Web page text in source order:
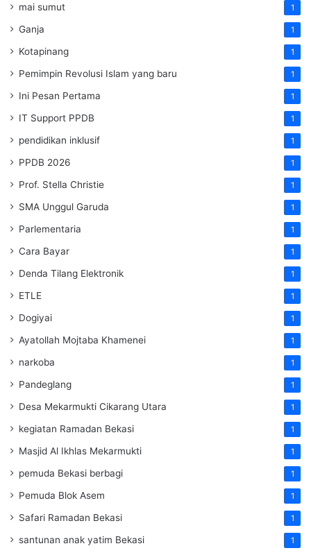
mai sumut 1
Ganja 1
Kotapinang 1
Pemimpin Revolusi Islam yang baru 1
Ini Pesan Pertama 1
IT Support PPDB 1
pendidikan inklusif 1
PPDB 2026 1
Prof. Stella Christie 1
SMA Unggul Garuda 1
Parlementaria 1
Cara Bayar 1
Denda Tilang Elektronik 1
ETLE 1
Dogiyai 1
Ayatollah Mojtaba Khamenei 1
narkoba 1
Pandeglang 1
Desa Mekarmukti Cikarang Utara 1
kegiatan Ramadan Bekasi 1
Masjid Al Ikhlas Mekarmukti 1
pemuda Bekasi berbagi 1
Pemuda Blok Asem 1
Safari Ramadan Bekasi 1
santunan anak yatim Bekasi 1